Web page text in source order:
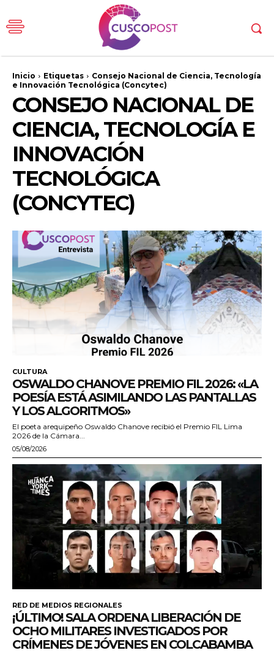
Inicio Etiquetas
Consejo Nacional de Ciencia, Tecnología
e Innovación Tecnológica (Concytec)
CONSEJO NACIONAL DE
CIENCIA, TECNOLOGÍA E
INNOVACIÓN
TECNOLÓGICA
(CONCYTEC)
CULTURA
OSWALDO CHANOVE PREMIO FIL 2026: «LA
POESÍA ESTÁ ASIMILANDO LAS PANTALLAS
Y LOS ALGORITMOS»
El poeta arequipeño Oswaldo Chanove recibió el Premio FIL Lima
2026 de la Cámara...
05/08/2026
RED DE MEDIOS REGIONALES
¡ÚLTIMO! SALA ORDENA LIBERACIÓN DE
OCHO MILITARES INVESTIGADOS POR
CRÍMENES DE JÓVENES EN COLCABAMBA